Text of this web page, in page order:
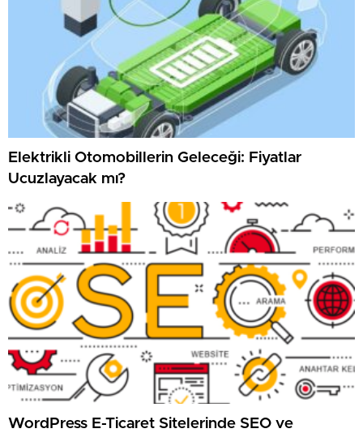
Elektrikli Otomobillerin Geleceği: Fiyatlar
Ucuzlayacak mı?
WordPress E-Ticaret Sitelerinde SEO ve